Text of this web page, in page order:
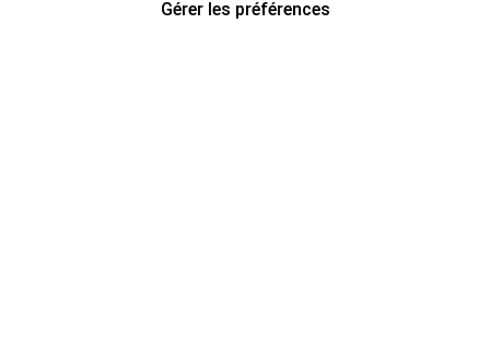
Gérer les préférences